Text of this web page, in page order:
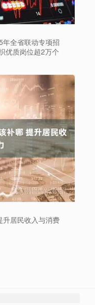
年全省联动专项招
优质岗位超2万个
升居民收入与消费